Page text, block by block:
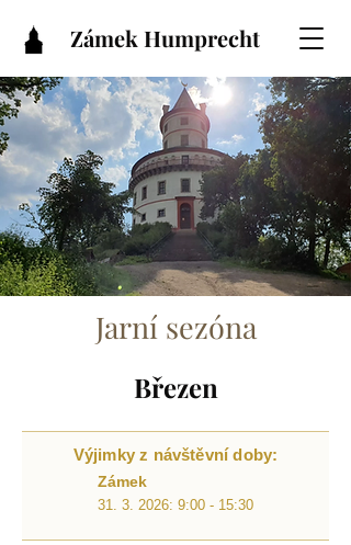
Zámek Humprecht
Jarní sezóna
Březen
Výjimky z návštěvní doby:
Zámek
31. 3. 2026: 9:00 - 15:30